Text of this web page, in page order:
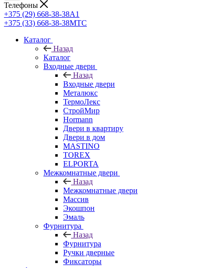
Телефоны
+375 (29) 668-38-38A1
+375 (33) 668-38-38МТС
Каталог
Назад
Каталог
Входные двери
Назад
Входные двери
Металюкс
ТермоЛекс
СтройМир
Hormann
Двери в квартиру
Двери в дом
MASTINO
TOREX
ELPORTA
Межкомнатные двери
Назад
Межкомнатные двери
Массив
Экошпон
Эмаль
Фурнитура
Назад
Фурнитура
Ручки дверные
Фиксаторы